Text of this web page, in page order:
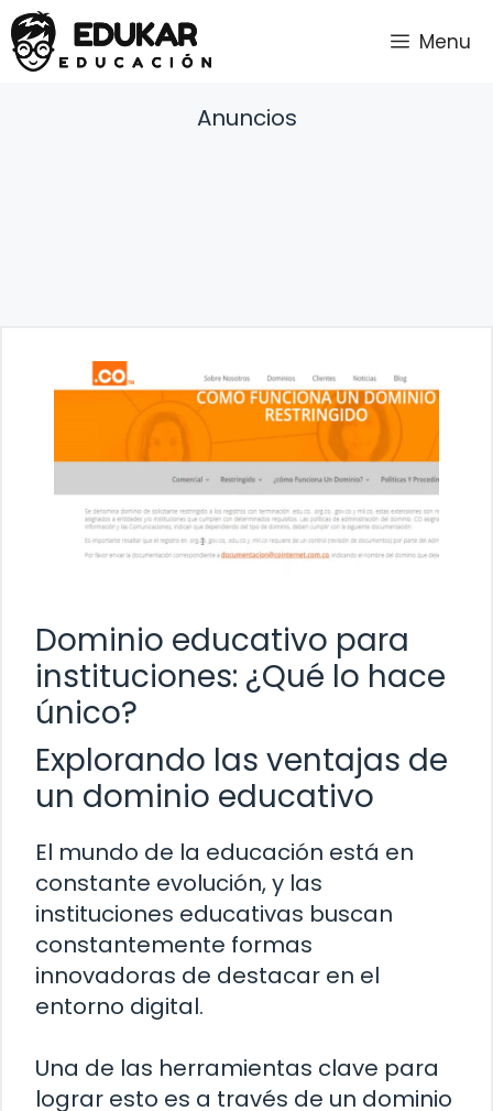
Saltar
al
contenido
Menu
Anuncios
Dominio educativo para
instituciones: ¿Qué lo hace
único?
Explorando las ventajas de
un dominio educativo
El mundo de la educación está en
constante evolución, y las
instituciones educativas buscan
constantemente formas
innovadoras de destacar en el
entorno digital.
Una de las herramientas clave para
lograr esto es a través de un dominio